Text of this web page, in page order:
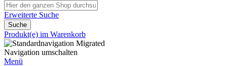
Erweiterte Suche
Suche
Produkt(e) im Warenkorb
Navigation umschalten
Menü